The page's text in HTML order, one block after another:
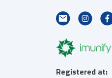
Registered at: